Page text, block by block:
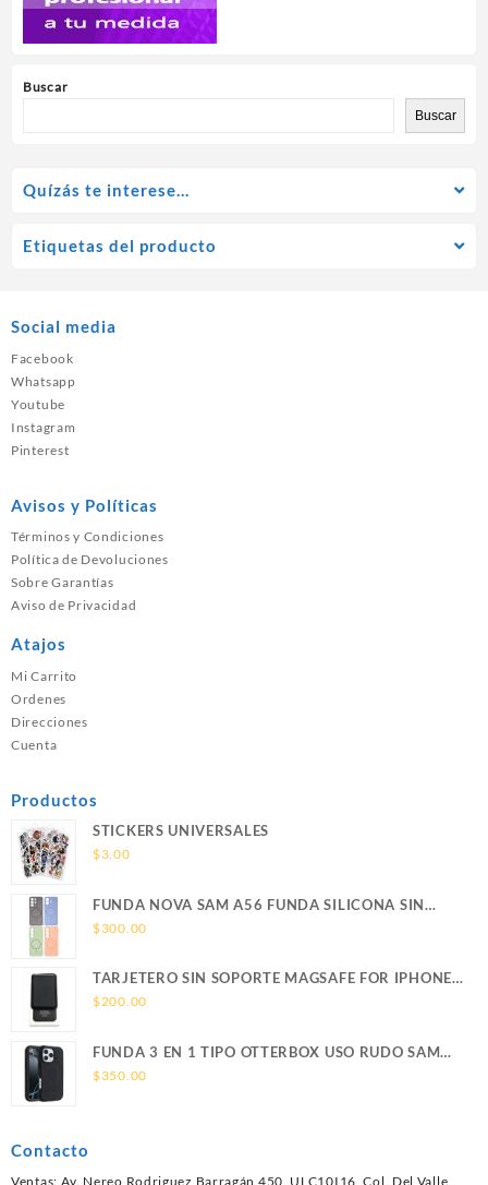
Buscar
Buscar
Quízás te interese…
Etiquetas del producto
Social media
Facebook
Whatsapp
Youtube
Instagram
Pinterest
Avisos y Políticas
Términos y Condiciones
Política de Devoluciones
Sobre Garantías
Aviso de Privacidad
Atajos
Mi Carrito
Ordenes
Direcciones
Cuenta
Productos
STICKERS UNIVERSALES
$3.00
FUNDA NOVA SAM A56 FUNDA SILICONA SIN
SOPORTE MAGNETICO SAMSUNG
$300.00
TARJETERO SIN SOPORTE MAGSAFE FOR IPHONE
LEATHER WALLET MAGSAFE
$200.00
FUNDA 3 EN 1 TIPO OTTERBOX USO RUDO SAM
S26 ULTRA SAMSUNG S26 ULTRA
$350.00
Contacto
Ventas: Av. Nereo Rodriguez Barragán 450, ULC10I16, Col. Del Valle,